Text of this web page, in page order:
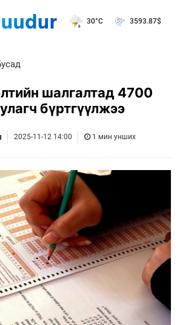
30°C 3593.87$
шалгалтад 4700
бүртгүүлжээ
2025-11-12 14:00 1 мин унших